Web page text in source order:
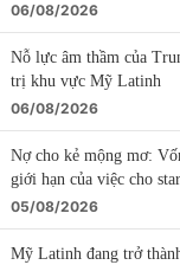
06/08/2026
Nỗ lực âm thầm của
trị khu vực Mỹ Latinh
06/08/2026
Nợ cho kẻ mộng mơ:
giới hạn của việc cho
05/08/2026
Mỹ Latinh đang trở